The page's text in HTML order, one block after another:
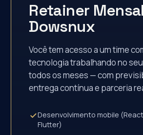
Retainer Mensal
Dowsnux
Você tem acesso a um time
tecnologia trabalhando no
todos os meses — com
entrega contínua e parceria
Desenvolvimento mobile
Flutter)